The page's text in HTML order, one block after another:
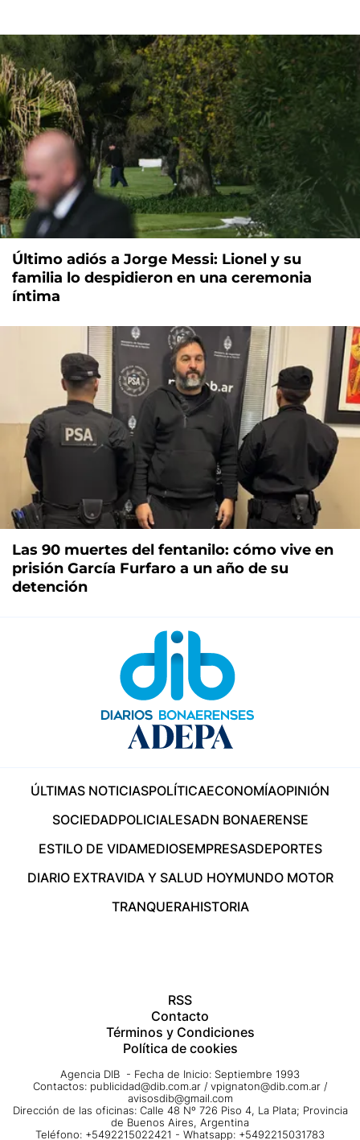
Último adiós a Jorge Messi: Lionel y su
familia lo despidieron en una ceremonia
íntima
Las 90 muertes del fentanilo: cómo vive en
prisión García Furfaro a un año de su
detención
ÚLTIMAS NOTICIASPOLÍTICAECONOMÍAOPINIÓN
SOCIEDADPOLICIALESADN BONAERENSE
ESTILO DE VIDAMEDIOSEMPRESASDEPORTES
DIARIO EXTRAVIDA Y SALUD HOYMUNDO MOTOR
TRANQUERAHISTORIA
RSS
Contacto
Términos y Condiciones
Política de cookies
Agencia DIB - Fecha de Inicio: Septiembre 1993
Contactos: publicidad@dib.com.ar / vpignaton@dib.com.ar /
avisosdib@gmail.com
Dirección de las oficinas: Calle 48 Nº 726 Piso 4, La Plata; Provincia
de Buenos Aires, Argentina
Teléfono: +5492215022421 - Whatsapp: +5492215031783